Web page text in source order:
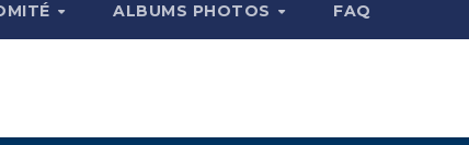
ALBUMS PHOTOS FAQ